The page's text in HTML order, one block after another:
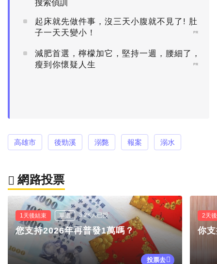
搜索偵訓
起床就先做件事，沒三天小腹就不見了! 肚
子一天天變小！
PR
減肥首選，檸檬加它，堅持一週，腰細了，
瘦到你懷疑人生
PR
高雄市 後勁溪 溺斃 報案 溺水
網路投票
1天後結束 單選 3.2K人已投
您支持2026年再普發1萬嗎？
投票去
2天
你